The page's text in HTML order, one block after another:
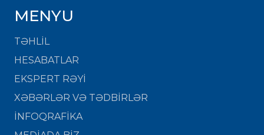
MENYU
TƏHLİL
HESABATLAR
EKSPERT RƏYİ
XƏBƏRLƏR VƏ TƏDBİRLƏR
İNFOQRAFİKA